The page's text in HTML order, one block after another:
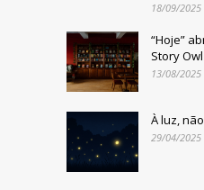
18/09/2025
“Hoje”
Story Owl
13/08/2025
À luz,
29/04/2025